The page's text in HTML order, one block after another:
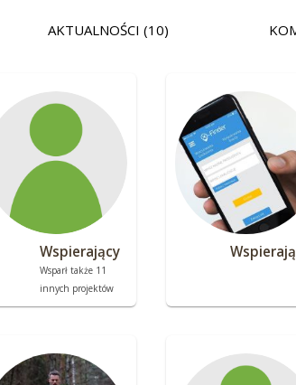
AKTUALNOŚCI(10)
Wspierający
Wsparł także 11
innych projektów